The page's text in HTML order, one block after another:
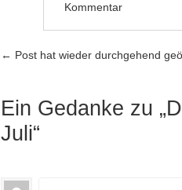
Kommentar
Artikel-Navigation
← Post hat wieder durchgehend
Ein Gedanke zu „
Juli“